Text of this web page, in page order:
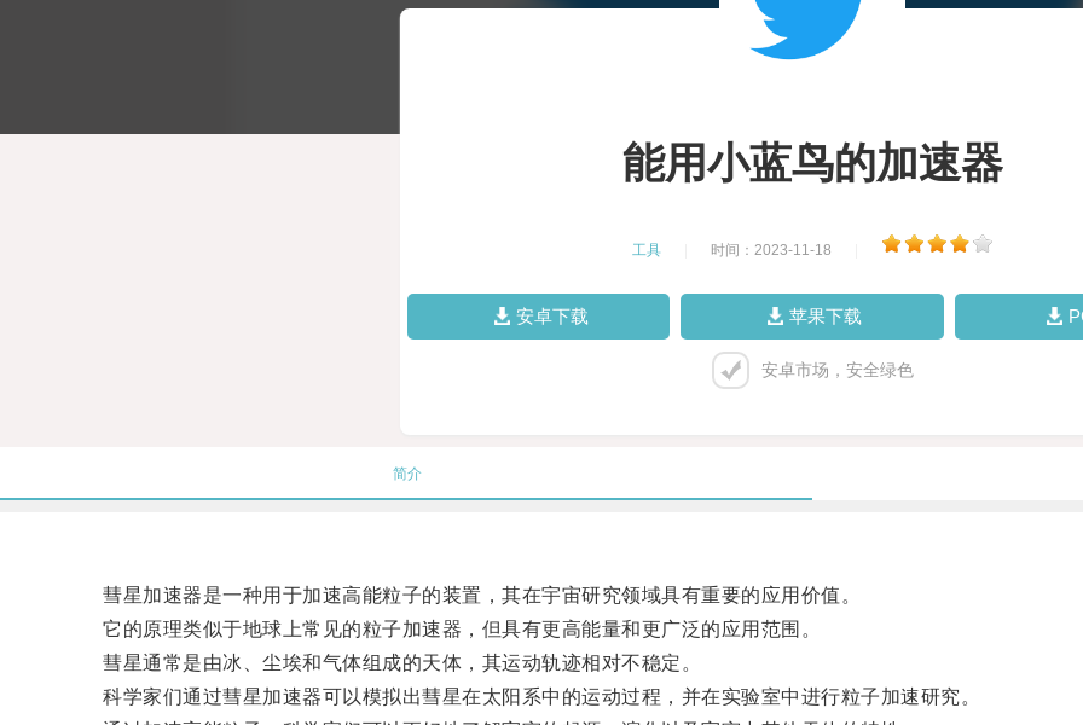
能用小蓝鸟的加速器
工具 时间：2023-11-18
安卓下载 苹果下载
安卓市场，安全绿色
简介
彗星加速器是一种用于加速高能粒子的装置，其在宇宙研究领域具有重要的应用价值。
它的原理类似于地球上常见的粒子加速器，但具有更高能量和更广泛的应用范围。
彗星通常是由冰、尘埃和气体组成的天体，其运动轨迹相对不稳定。
科学家们通过彗星加速器可以模拟出彗星在太阳系中的运动过程，并在实验室中进行粒子加速研究。